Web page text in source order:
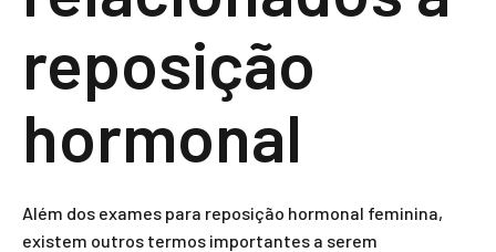
reposição
hormonal
Além dos exames para reposição hormonal feminina,
existem outros termos importantes a serem